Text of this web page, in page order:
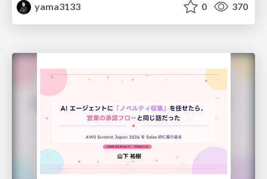
yama3133
0 370